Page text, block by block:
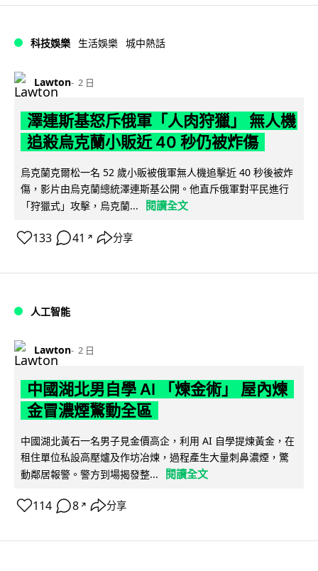
科技娛樂 生活娛樂 城中熱話
Lawton 2 日
澤連斯基怒斥俄軍「人肉狩獵」 無人機
追殺烏克蘭小販近 40 秒仍被炸傷
烏克蘭克爾松一名 52 歲小販被俄軍無人機追擊近 40 秒後被炸
傷，影片由烏克蘭總統澤連斯基公開。他直斥俄軍對平民進行
「狩獵式」攻擊，烏克蘭...
閱讀全文
133 41 ↗ 分享
人工智能
Lawton 2 日
中國湖北男自學 AI 「煉金術」 屋內煉
金冒濃煙驚動全區
中國湖北黃石一名男子見金價高企，利用 AI 自學提煉黃金，在
租住單位私設高壓爐及作坊冶煉，過程產生大量刺鼻濃煙，驚
動鄰居報警。警方到場揭發整...
閱讀全文
114 8 ↗ 分享